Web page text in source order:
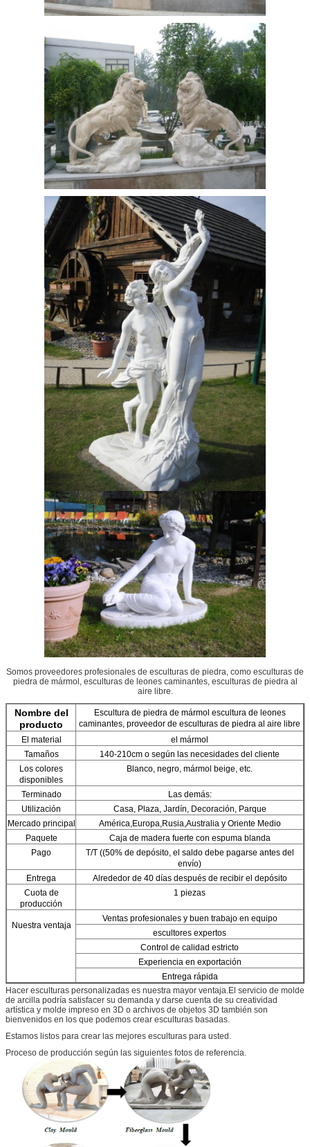
Somos proveedores profesionales de esculturas de piedra, como esculturas de
piedra de mármol, esculturas de leones caminantes, esculturas de piedra al
aire libre.
Nombre del
producto
Escultura de piedra de mármol escultura de leones
caminantes, proveedor de esculturas de piedra al aire libre
El material
el mármol
Tamaños
140-210cm o según las necesidades del cliente
Los colores
disponibles
Blanco, negro, mármol beige, etc.
Terminado
Las demás:
Utilización
Casa, Plaza, Jardín, Decoración, Parque
Mercado principal
América,Europa,Rusia,Australia y Oriente Medio
Paquete
Caja de madera fuerte con espuma blanda
Pago
T/T ((50% de depósito, el saldo debe pagarse antes del
envío)
Entrega
Alrededor de 40 días después de recibir el depósito
Cuota de
producción
1 piezas
Nuestra ventaja
Ventas profesionales y buen trabajo en equipo
escultores expertos
Control de calidad estricto
Experiencia en exportación
Entrega rápida
Hacer esculturas personalizadas es nuestra mayor ventaja.El servicio de molde
de arcilla podría satisfacer su demanda y darse cuenta de su creatividad
artística y molde impreso en 3D o archivos de objetos 3D también son
bienvenidos en los que podemos crear esculturas basadas.
Estamos listos para crear las mejores esculturas para usted.
Proceso de producción según las siguientes fotos de referencia.